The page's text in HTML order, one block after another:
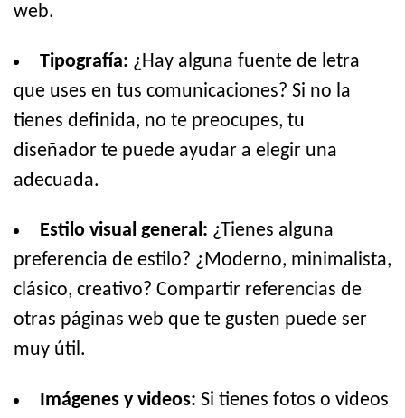
web.
Tipografía: ¿Hay alguna fuente de letra
que uses en tus comunicaciones? Si no la
tienes definida, no te preocupes, tu
diseñador te puede ayudar a elegir una
adecuada.
Estilo visual general: ¿Tienes alguna
preferencia de estilo? ¿Moderno, minimalista,
clásico, creativo? Compartir referencias de
otras páginas web que te gusten puede ser
muy útil.
Imágenes y videos: Si tienes fotos o videos